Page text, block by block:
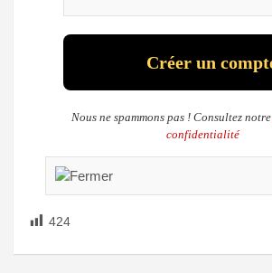
Nous ne spammons pas ! Consultez notre
confidentialité
424